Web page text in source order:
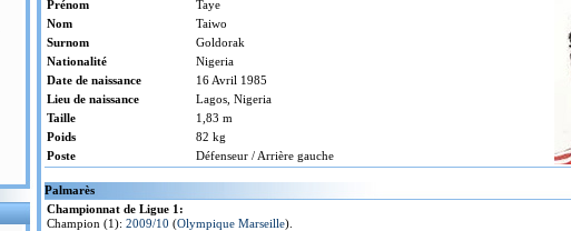
Prénom
Taye
Nom
Taiwo
Surnom
Goldorak
Nationalité
Nigeria
Date de naissance
16 Avril 1985
Lieu de naissance
Lagos, Nigeria
Taille
1,83 m
Poids
82 kg
Poste
Défenseur / Arrière gauche
Palmarès
Championnat de Ligue 1:
Champion (1): 2009/10 (Olympique Marseille).